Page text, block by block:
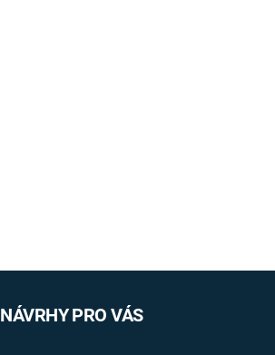
NÁVRHY PRO VÁS